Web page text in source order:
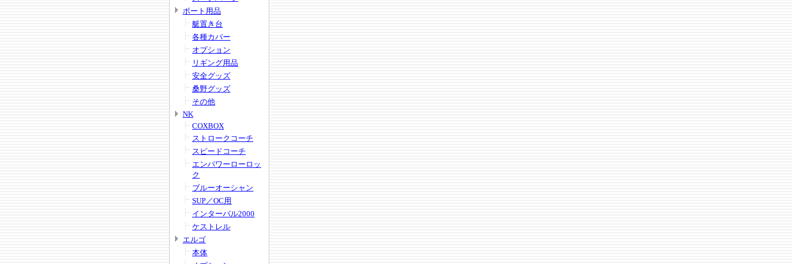
ボート用品
艇置き台
各種カバー
オプション
リギング用品
安全グッズ
桑野グッズ
その他
NK
COXBOX
ストロークコーチ
スピードコーチ
エンパワーローロッ
ク
ブルーオーシャン
SUP／OC用
インターバル2000
ケストレル
エルゴ
本体